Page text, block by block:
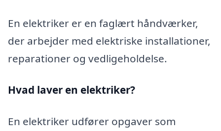
En elektriker er en faglært håndværker,
der arbejder med elektriske installationer,
reparationer og vedligeholdelse.
Hvad laver en elektriker?
En elektriker udfører opgaver som